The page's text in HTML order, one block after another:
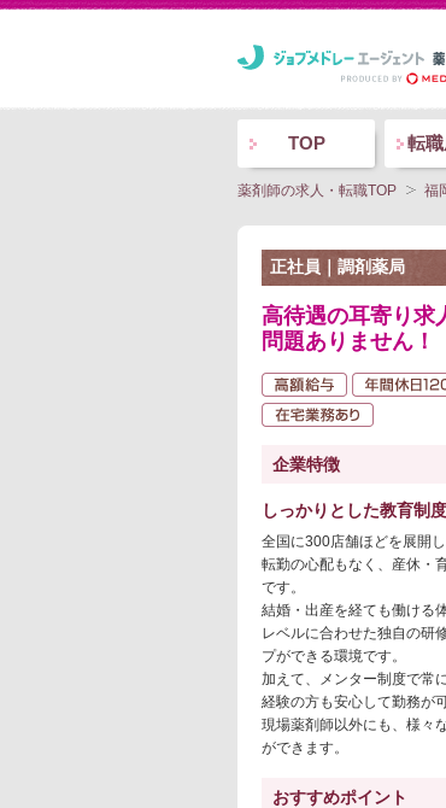
TOP 転
薬剤師の求人・転職TOP 福
正社員｜調剤薬局
高待遇の耳寄り求
問題ありません！
企業特徴
しっかりとした教育制
全国に300店舗ほどを展開
転勤の心配もなく、産休・
です。
結婚・出産を経ても働ける
レベルに合わせた独自の研
プができる環境です。
加えて、メンター制度で常
経験の方も安心して勤務が
現場薬剤師以外にも、様々
ができます。
おすすめポイント